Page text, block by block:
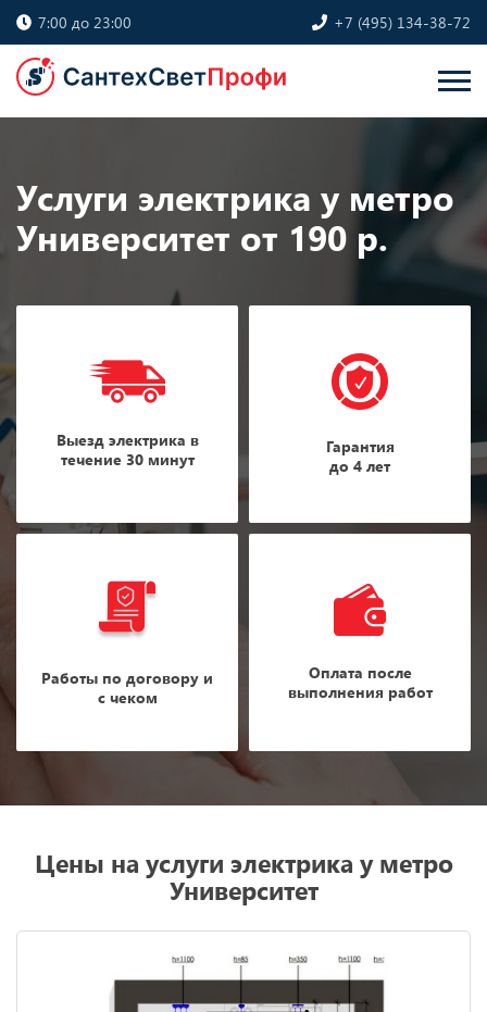
7:00 до 23:00 +7 (495) 134-38-72
Услуги электрика у метро
Университет от 190 р.
Выезд электрика в
течение 30 минут
Гарантия
до 4 лет
Работы по договору и
с чеком
Оплата после
выполнения работ
Цены на услуги электрика у метро
Университет